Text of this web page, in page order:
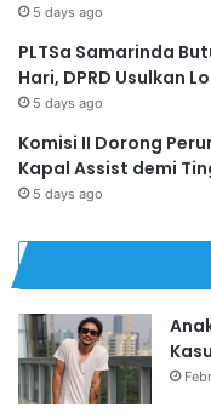
5 days ago
PLTSa Samarinda
Hari, DPRD Usulkan
5 days ago
Komisi II Dorong
Kapal Assist demi
5 days ago